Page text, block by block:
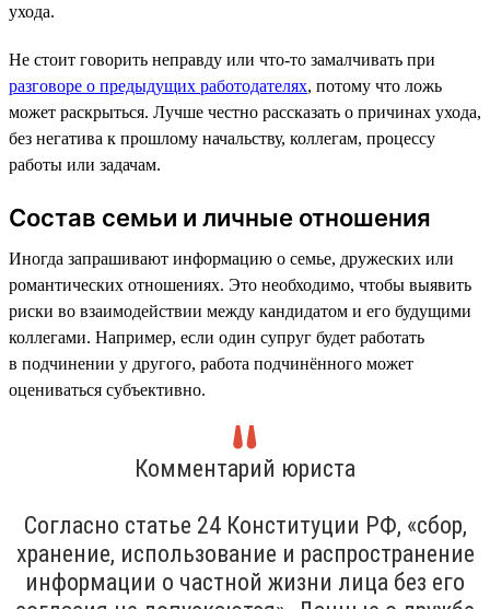
ухода.
Не стоит говорить неправду или что-то замалчивать при
разговоре о предыдущих работодателях, потому что ложь
может раскрыться. Лучше честно рассказать о причинах ухода,
без негатива к прошлому начальству, коллегам, процессу
работы или задачам.
Состав семьи и личные отношения
Иногда запрашивают информацию о семье, дружеских или
романтических отношениях. Это необходимо, чтобы выявить
риски во взаимодействии между кандидатом и его будущими
коллегами. Например, если один супруг будет работать
в подчинении у другого, работа подчинённого может
оцениваться субъективно.
Комментарий юриста
Согласно статье 24 Конституции РФ, «сбор,
хранение, использование и распространение
информации о частной жизни лица без его